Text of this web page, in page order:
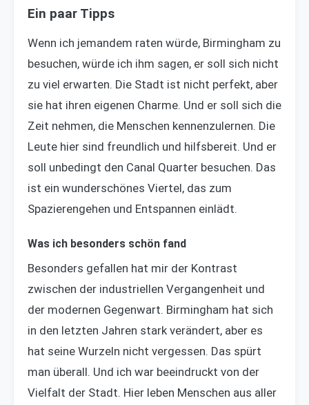
Ein paar Tipps
Wenn ich jemandem raten würde, Birmingham zu
besuchen, würde ich ihm sagen, er soll sich nicht
zu viel erwarten. Die Stadt ist nicht perfekt, aber
sie hat ihren eigenen Charme. Und er soll sich die
Zeit nehmen, die Menschen kennenzulernen. Die
Leute hier sind freundlich und hilfsbereit. Und er
soll unbedingt den Canal Quarter besuchen. Das
ist ein wunderschönes Viertel, das zum
Spazierengehen und Entspannen einlädt.
Was ich besonders schön fand
Besonders gefallen hat mir der Kontrast
zwischen der industriellen Vergangenheit und
der modernen Gegenwart. Birmingham hat sich
in den letzten Jahren stark verändert, aber es
hat seine Wurzeln nicht vergessen. Das spürt
man überall. Und ich war beeindruckt von der
Vielfalt der Stadt. Hier leben Menschen aus aller